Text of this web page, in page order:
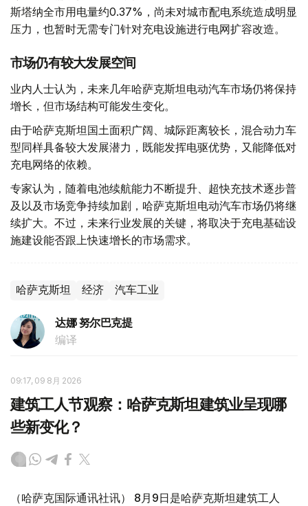
斯塔纳全市用电量约0.37%，尚未对城市配电系统造成明显
压力，也暂时无需专门针对充电设施进行电网扩容改造。
市场仍有较大发展空间
业内人士认为，未来几年哈萨克斯坦电动汽车市场仍将保持
增长，但市场结构可能发生变化。
由于哈萨克斯坦国土面积广阔、城际距离较长，混合动力车
型同样具备较大发展潜力，既能发挥电驱优势，又能降低对
充电网络的依赖。
专家认为，随着电池续航能力不断提升、超快充技术逐步普
及以及市场竞争持续加剧，哈萨克斯坦电动汽车市场仍将继
续扩大。不过，未来行业发展的关键，将取决于充电基础设
施建设能否跟上快速增长的市场需求。
哈萨克斯坦 经济 汽车工业
达娜 努尔巴克提
编译
09:17, 09 8月 2026
建筑工人节观察：哈萨克斯坦建筑业呈现哪
些新变化？
（哈萨克国际通讯社讯） 8月9日是哈萨克斯坦建筑工人